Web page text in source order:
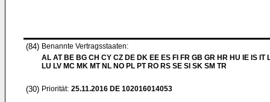
(84) Benannte Vertragsstaaten:
AL AT BE BG CH CY CZ DE DK EE ES FI FR GB GR HR HU IE IS IT
LU LV MC MK MT NL NO PL PT RO RS SE SI SK SM TR
(30) Priorität: 25.11.2016 DE 102016014053